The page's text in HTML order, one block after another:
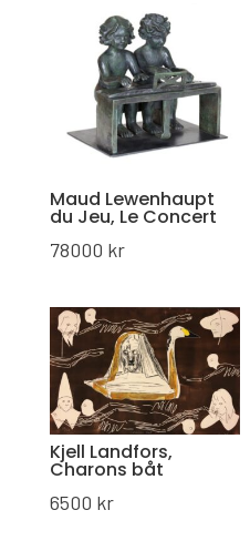
Maud Lewenhaupt
du Jeu, Le Concert
78000 kr
Kjell Landfors,
Charons båt
6500 kr